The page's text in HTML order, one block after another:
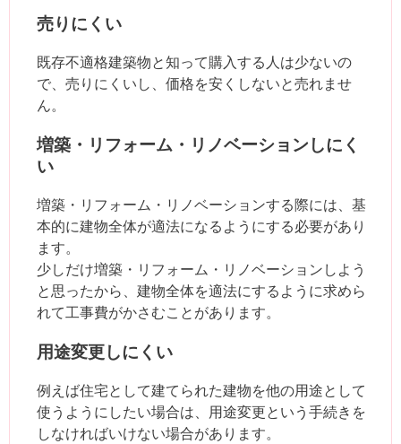
売りにくい
既存不適格建築物と知って購入する人は少ないの
で、売りにくいし、価格を安くしないと売れませ
ん。
増築・リフォーム・リノベーションしにく
い
増築・リフォーム・リノベーションする際には、基
本的に建物全体が適法になるようにする必要があり
ます。
少しだけ増築・リフォーム・リノベーションしよう
と思ったから、建物全体を適法にするように求めら
れて工事費がかさむことがあります。
用途変更しにくい
例えば住宅として建てられた建物を他の用途として
使うようにしたい場合は、用途変更という手続きを
しなければいけない場合があります。